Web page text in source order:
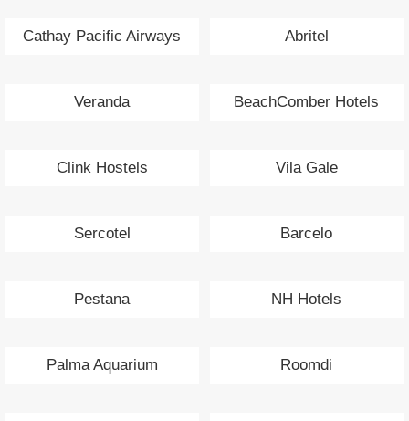
Cathay Pacific Airways Abritel
Veranda BeachComber Hotels
Clink Hostels Vila Gale
Sercotel Barcelo
Pestana NH Hotels
Palma Aquarium Roomdi